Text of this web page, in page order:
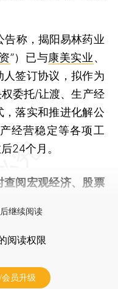
称，揭阳易林药业
”）已与康美实业、
人签订协议，拟作为
委托/让渡、生产经
落实和推进化解公
经营稳定等各项工
24个月。
查阅宏观经济、股票
继续阅读
阅读权限
员升级